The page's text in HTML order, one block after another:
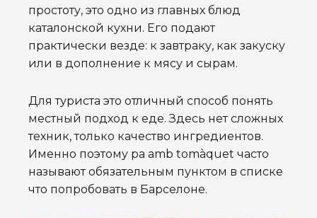
простоту, это одно из главных блюд
каталонской кухни. Его подают
практически везде: к завтраку, как закуску
или в дополнение к мясу и сырам.
Для туриста это отличный способ понять
местный подход к еде. Здесь нет сложных
техник, только качество ингредиентов.
Именно поэтому pa amb tomàquet часто
называют обязательным пунктом в списке
что попробовать в Барселоне.